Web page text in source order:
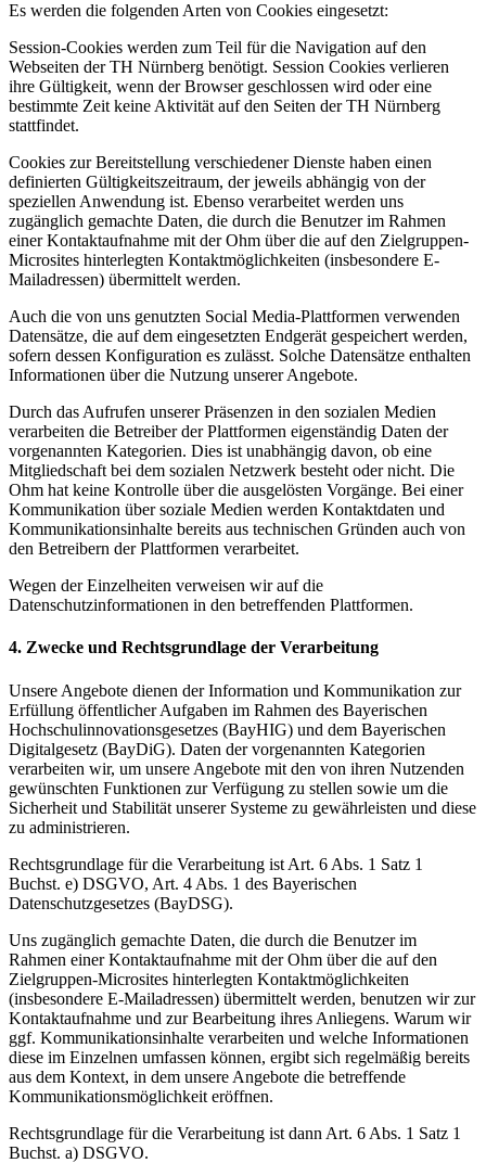
Es werden die folgenden Arten von Cookies eingesetzt:
Session-Cookies werden zum Teil für die Navigation auf den
Webseiten der TH Nürnberg benötigt. Session Cookies verlieren
ihre Gültigkeit, wenn der Browser geschlossen wird oder eine
bestimmte Zeit keine Aktivität auf den Seiten der TH Nürnberg
stattfindet.
Cookies zur Bereitstellung verschiedener Dienste haben einen
definierten Gültigkeitszeitraum, der jeweils abhängig von der
speziellen Anwendung ist. Ebenso verarbeitet werden uns
zugänglich gemachte Daten, die durch die Benutzer im Rahmen
einer Kontaktaufnahme mit der Ohm über die auf den Zielgruppen-
Microsites hinterlegten Kontaktmöglichkeiten (insbesondere E-
Mailadressen) übermittelt werden.
Auch die von uns genutzten Social Media-Plattformen verwenden
Datensätze, die auf dem eingesetzten Endgerät gespeichert werden,
sofern dessen Konfiguration es zulässt. Solche Datensätze enthalten
Informationen über die Nutzung unserer Angebote.
Durch das Aufrufen unserer Präsenzen in den sozialen Medien
verarbeiten die Betreiber der Plattformen eigenständig Daten der
vorgenannten Kategorien. Dies ist unabhängig davon, ob eine
Mitgliedschaft bei dem sozialen Netzwerk besteht oder nicht. Die
Ohm hat keine Kontrolle über die ausgelösten Vorgänge. Bei einer
Kommunikation über soziale Medien werden Kontaktdaten und
Kommunikationsinhalte bereits aus technischen Gründen auch von
den Betreibern der Plattformen verarbeitet.
Wegen der Einzelheiten verweisen wir auf die
Datenschutzinformationen in den betreffenden Plattformen.
4. Zwecke und Rechtsgrundlage der Verarbeitung
Unsere Angebote dienen der Information und Kommunikation zur
Erfüllung öffentlicher Aufgaben im Rahmen des Bayerischen
Hochschulinnovationsgesetzes (BayHIG) und dem Bayerischen
Digitalgesetz (BayDiG). Daten der vorgenannten Kategorien
verarbeiten wir, um unsere Angebote mit den von ihren Nutzenden
gewünschten Funktionen zur Verfügung zu stellen sowie um die
Sicherheit und Stabilität unserer Systeme zu gewährleisten und diese
zu administrieren.
Rechtsgrundlage für die Verarbeitung ist Art. 6 Abs. 1 Satz 1
Buchst. e) DSGVO, Art. 4 Abs. 1 des Bayerischen
Datenschutzgesetzes (BayDSG).
Uns zugänglich gemachte Daten, die durch die Benutzer im
Rahmen einer Kontaktaufnahme mit der Ohm über die auf den
Zielgruppen-Microsites hinterlegten Kontaktmöglichkeiten
(insbesondere E-Mailadressen) übermittelt werden, benutzen wir zur
Kontaktaufnahme und zur Bearbeitung ihres Anliegens. Warum wir
ggf. Kommunikationsinhalte verarbeiten und welche Informationen
diese im Einzelnen umfassen können, ergibt sich regelmäßig bereits
aus dem Kontext, in dem unsere Angebote die betreffende
Kommunikationsmöglichkeit eröffnen.
Rechtsgrundlage für die Verarbeitung ist dann Art. 6 Abs. 1 Satz 1
Buchst. a) DSGVO.